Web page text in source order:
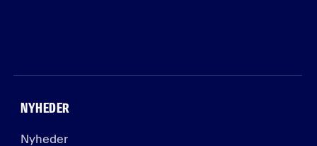
NYHEDER
Nyheder